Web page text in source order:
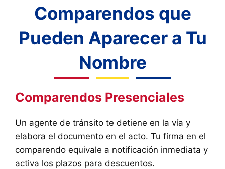
Comparendos que
Pueden Aparecer a Tu
Nombre
Comparendos Presenciales
Un agente de tránsito te detiene en la vía y
elabora el documento en el acto. Tu firma en el
comparendo equivale a notificación inmediata y
activa los plazos para descuentos.